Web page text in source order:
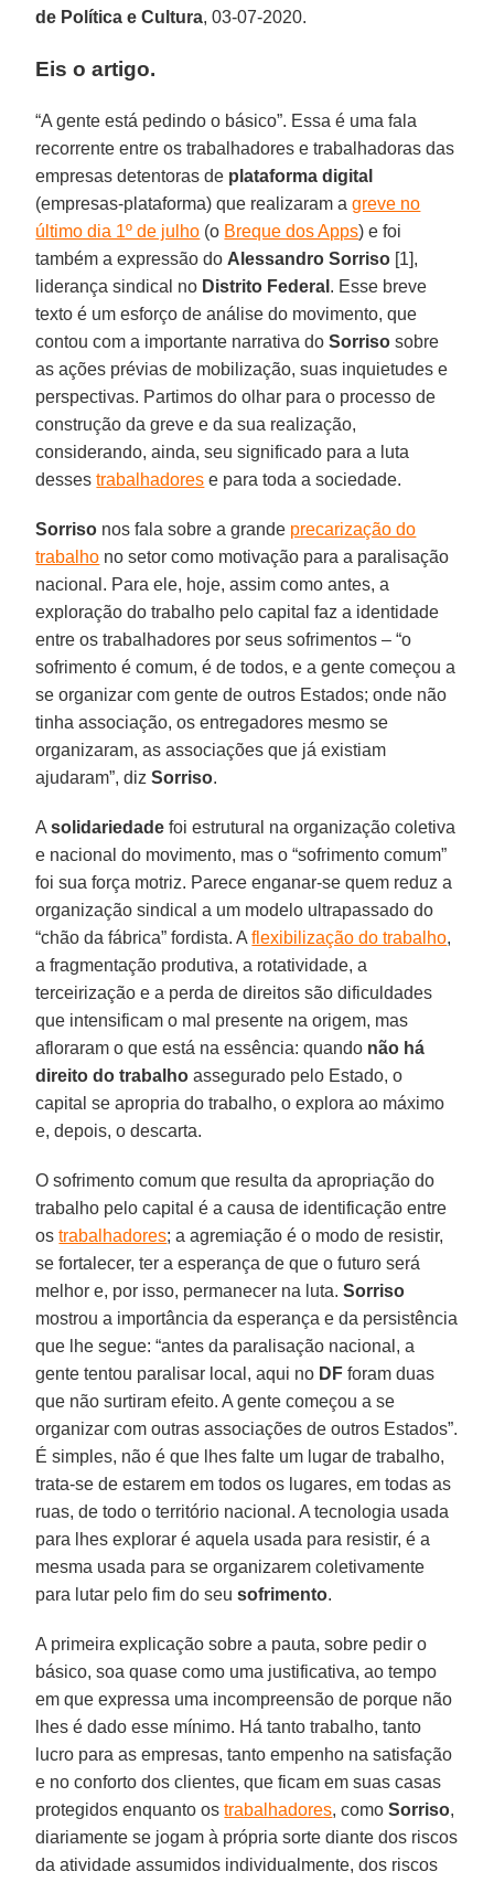
de Política e Cultura, 03-07-2020.
Eis o artigo.
“A gente está pedindo o básico”. Essa é uma fala
recorrente entre os trabalhadores e trabalhadoras das
empresas detentoras de plataforma digital
(empresas-plataforma) que realizaram agreve no
último dia 1º de julho (o Breque dos Apps) e foi
também a expressão do Alessandro Sorriso [1],
liderança sindical no Distrito Federal . Esse breve
texto é um esforço de análise do movimento, que
contou com a importante narrativa doSorriso sobre
as ações prévias de mobilização, suas inquietudes e
perspectivas. Partimos do olhar para o processo de
construção da greve e da sua realização,
considerando, ainda, seu significado para a luta
dessestrabalhadores e para toda a sociedade.
Sorriso nos fala sobre a grande precarização do
trabalho no setor como motivação para a paralisação
nacional. Para ele, hoje, assim como antes, a
exploração do trabalho pelo capital faz a identidade
entre os trabalhadores por seus sofrimentos – “o
sofrimento é comum, é de todos, e a gente começou a
se organizar com gente de outros Estados; onde não
tinha associação, os entregadores mesmo se
organizaram, as associações que já existiam
ajudaram”, dizSorriso.
Asolidariedade foi estrutural na organização coletiva
e nacional do movimento, mas o “sofrimento comum”
foi sua força motriz. Parece enganar-se quem reduz a
organização sindical a um modelo ultrapassado do
“chão da fábrica” fordista. Aflexibilização do trabalho,
a fragmentação produtiva, a rotatividade, a
terceirização e a perda de direitos são dificuldades
que intensificam o mal presente na origem, mas
afloraram o que está na essência: quando não há
direito do trabalho assegurado pelo Estado, o
capital se apropria do trabalho, o explora ao máximo
e, depois, o descarta.
O sofrimento comum que resulta da apropriação do
trabalho pelo capital é a causa de identificação entre
ostrabalhadores; a agremiação é o modo de resistir,
se fortalecer, ter a esperança de que o futuro será
melhor e, por isso, permanecer na luta.Sorriso
mostrou a importância da esperança e da persistência
que lhe segue: “antes da paralisação nacional, a
gente tentou paralisar local, aqui no DF foram duas
que não surtiram efeito. A gente começou a se
organizar com outras associações de outros Estados”.
É simples, não é que lhes falte um lugar de trabalho,
trata-se de estarem em todos os lugares, em todas as
ruas, de todo o território nacional. A tecnologia usada
para lhes explorar é aquela usada para resistir, é a
mesma usada para se organizarem coletivamente
para lutar pelo fim do seusofrimento.
A primeira explicação sobre a pauta, sobre pedir o
básico, soa quase como uma justificativa, ao tempo
em que expressa uma incompreensão de porque não
lhes é dado esse mínimo. Há tanto trabalho, tanto
lucro para as empresas, tanto empenho na satisfação
e no conforto dos clientes, que ficam em suas casas
protegidos enquanto ostrabalhadores, comoSorriso,
diariamente se jogam à própria sorte diante dos riscos
da atividade assumidos individualmente, dos riscos